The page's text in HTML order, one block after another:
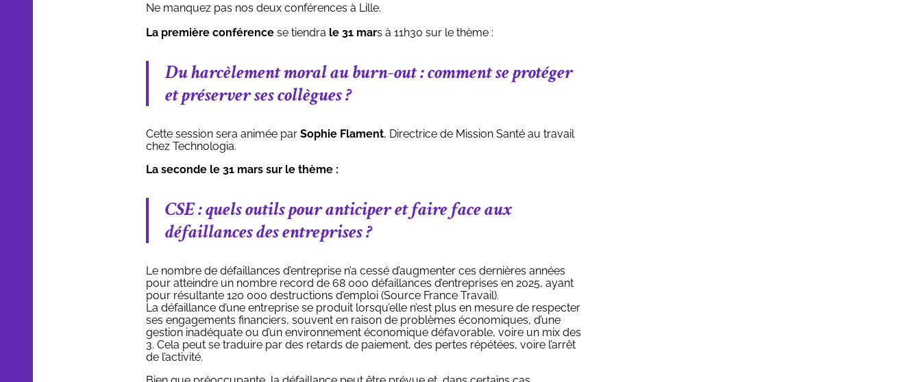
Ne manquez pas nos deux conférences à Lille.
La première conférence se tiendra le 31 mars à 11h30 sur le thème :
Du harcèlement moral au burn-out : comment se protéger
et préserver ses collègues ?
Cette session sera animée par Sophie Flament, Directrice de Mission Santé au travail
chez Technologia.
La seconde le 31 mars sur le thème :
CSE : quels outils pour anticiper et faire face aux
défaillances des entreprises ?
Le nombre de défaillances d’entreprise n’a cessé d’augmenter ces dernières années
pour atteindre un nombre record de 68 000 défaillances d’entreprises en 2025, ayant
pour résultante 120 000 destructions d’emploi (Source France Travail).
La défaillance d’une entreprise se produit lorsqu’elle n’est plus en mesure de respecter
ses engagements financiers, souvent en raison de problèmes économiques, d’une
gestion inadéquate ou d’un environnement économique défavorable, voire un mix des
3. Cela peut se traduire par des retards de paiement, des pertes répétées, voire l’arrêt
de l’activité.